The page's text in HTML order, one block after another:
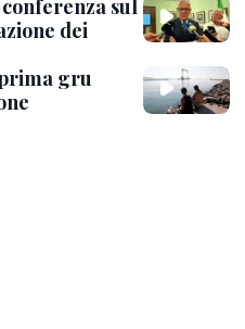
sul
dei
gru